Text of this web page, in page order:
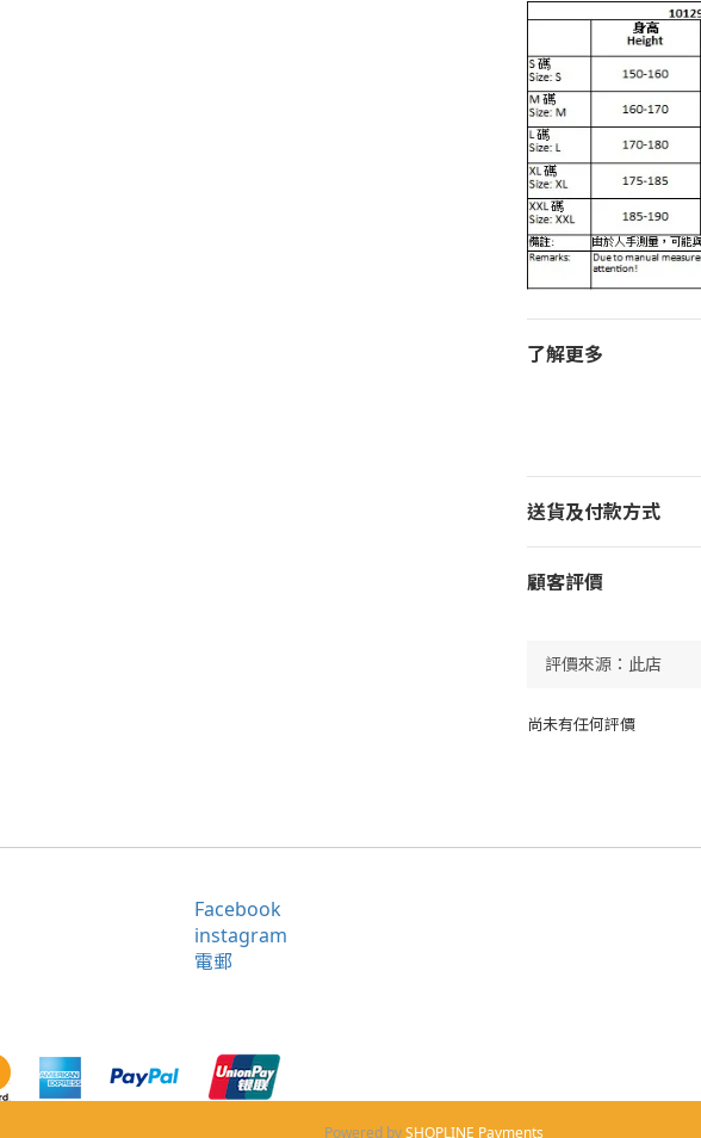
了解更多
送貨及付款方式
顧客評價
尚未有任何評價
Facebook
instagram
電郵
Powered bySHOPLINE Payments